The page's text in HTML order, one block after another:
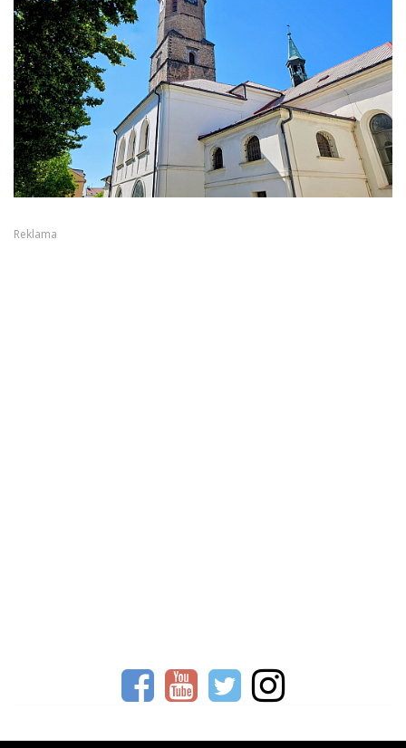
Reklama